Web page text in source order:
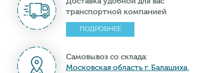
транспортной компанией
ПОДРОБНЕЕ
Самовывоз со склада:
Московская область г. Балашиха,